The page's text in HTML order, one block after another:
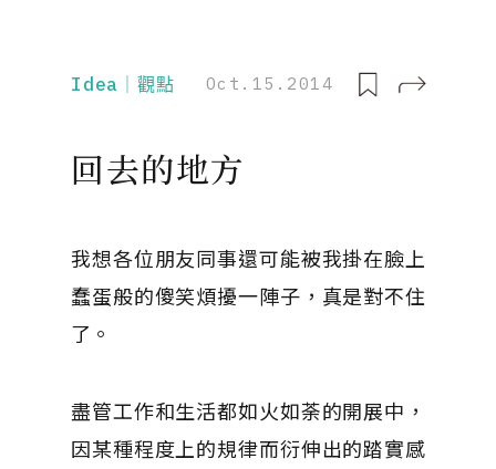
Idea｜觀點 Oct.15.2014
回去的地方
我想各位朋友同事還可能被我掛在臉上
蠢蛋般的傻笑煩擾一陣子，真是對不住
了。
盡管工作和生活都如火如荼的開展中，
因某種程度上的規律而衍伸出的踏實感